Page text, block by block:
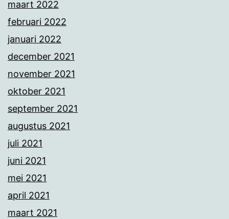
maart 2022
februari 2022
januari 2022
december 2021
november 2021
oktober 2021
september 2021
augustus 2021
juli 2021
juni 2021
mei 2021
april 2021
maart 2021